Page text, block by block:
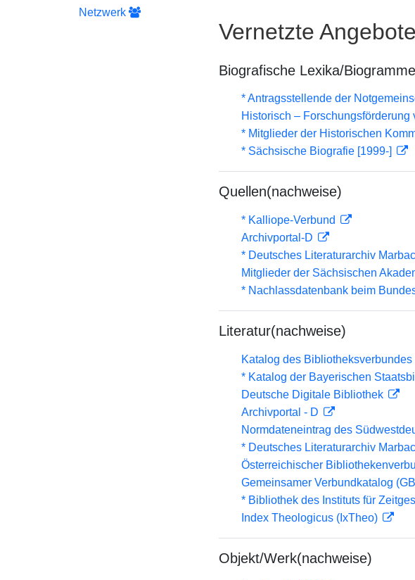
Netzwerk
Vernetzte Angebote
Biografische Lexika/Biogramme
* Antragsstellende der
Historisch – Forschungsförderung
* Mitglieder der Historischen
* Sächsische Biografie [1999-]
Quellen(nachweise)
* Kalliope-Verbund
Archivportal-D
* Deutsches Literaturarchiv
Mitglieder der Sächsischen
* Nachlassdatenbank beim
Literatur(nachweise)
Katalog des
* Katalog der Bayerischen
Deutsche Digitale Bibliothek
Archivportal - D
Normdateneintrag des
* Deutsches Literaturarchiv
Österreichischer
Gemeinsamer Verbundkatalog
* Bibliothek des Instituts für
Index Theologicus (IxTheo)
Objekt/Werk(nachweise)